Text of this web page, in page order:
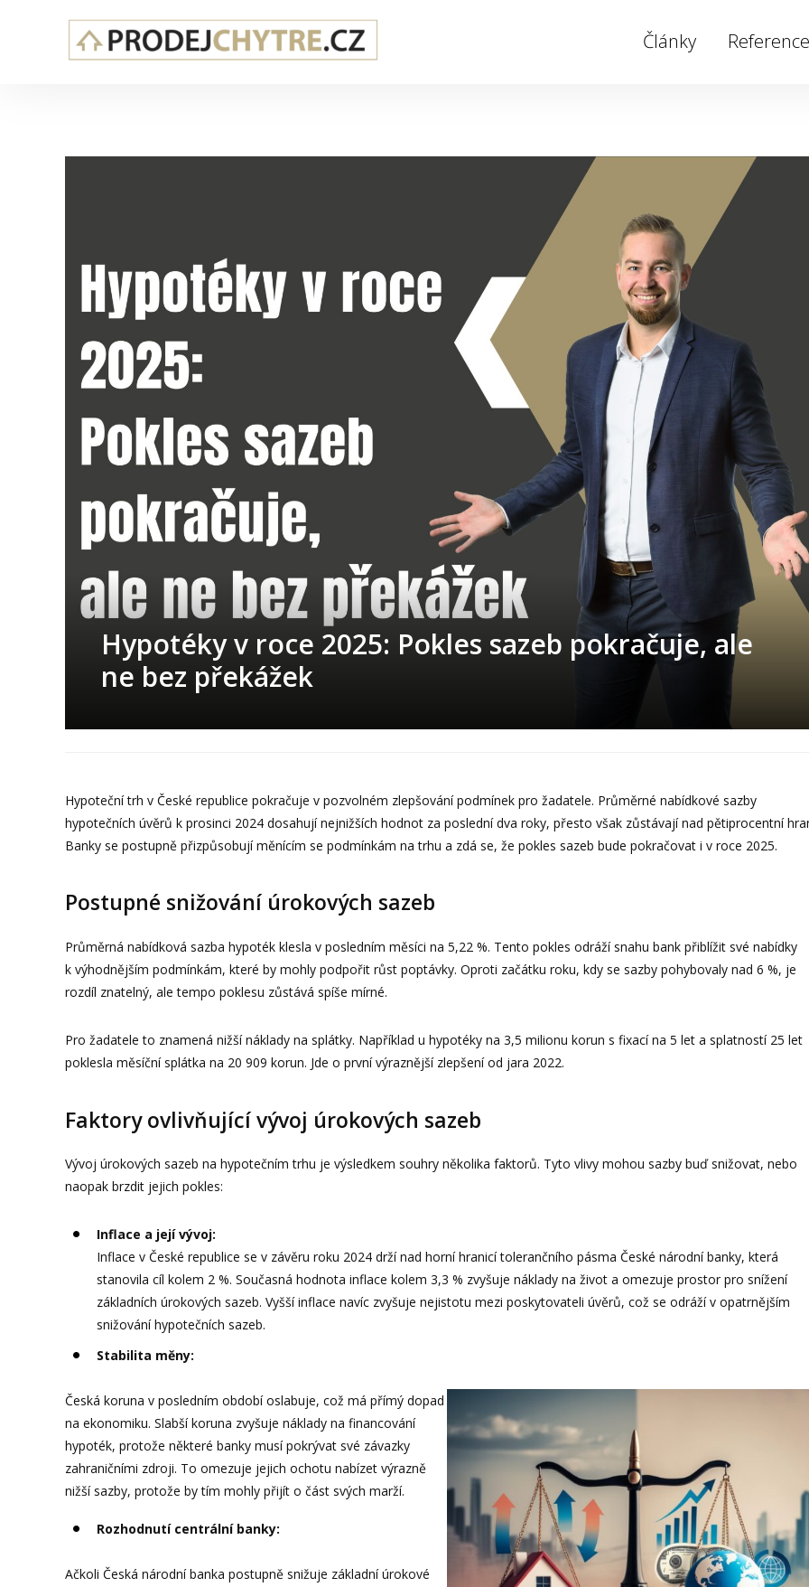
Články
Hypotéky v roce 2025: Pokles sazeb pokračuje, ale
ne bez překážek
Hypoteční trh v České republice pokračuje v pozvolném zlepšování podmínek pro žadatele. Průměrné nabídkové sazby
hypotečních úvěrů k prosinci 2024 dosahují nejnižších hodnot za poslední dva roky, přesto však zůstávají nad pětiprocentní
Banky se postupně přizpůsobují měnícím se podmínkám na trhu a zdá se, že pokles sazeb bude pokračovat i v roce 2025.
Postupné snižování úrokových sazeb
Průměrná nabídková sazba hypoték klesla v posledním měsíci na 5,22 %. Tento pokles odráží snahu bank přiblížit své nabídky
k výhodnějším podmínkám, které by mohly podpořit růst poptávky. Oproti začátku roku, kdy se sazby pohybovaly nad 6 %, je
rozdíl znatelný, ale tempo poklesu zůstává spíše mírné.
Pro žadatele to znamená nižší náklady na splátky. Například u hypotéky na 3,5 milionu korun s fixací na 5 let a splatností 25 let
poklesla měsíční splátka na 20 909 korun. Jde o první výraznější zlepšení od jara 2022.
Faktory ovlivňující vývoj úrokových sazeb
Vývoj úrokových sazeb na hypotečním trhu je výsledkem souhry několika faktorů. Tyto vlivy mohou sazby buď snižovat, nebo
naopak brzdit jejich pokles:
Inflace a její vývoj:
Inflace v České republice se v závěru roku 2024 drží nad horní hranicí tolerančního pásma České národní banky, která
stanovila cíl kolem 2 %. Současná hodnota inflace kolem 3,3 % zvyšuje náklady na život a omezuje prostor pro snížení
základních úrokových sazeb. Vyšší inflace navíc zvyšuje nejistotu mezi poskytovateli úvěrů, což se odráží v opatrnějším
snižování hypotečních sazeb.
Stabilita měny:
Česká koruna v posledním období oslabuje, což má přímý dopad
na ekonomiku. Slabší koruna zvyšuje náklady na financování
hypoték, protože některé banky musí pokrývat své závazky
zahraničními zdroji. To omezuje jejich ochotu nabízet výrazně
nižší sazby, protože by tím mohly přijít o část svých marží.
Rozhodnutí centrální banky:
Ačkoli Česká národní banka postupně snižuje základní úrokové